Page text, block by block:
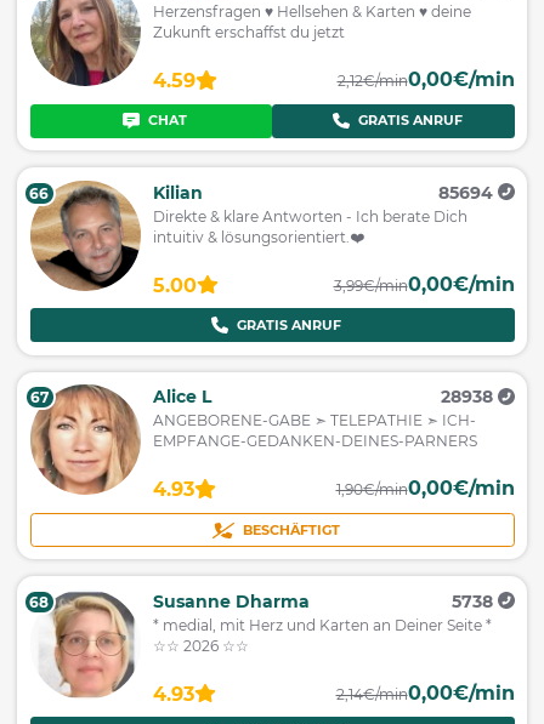
Herzensfragen ♥ Hellsehen & Karten ♥ deine
Zukunft erschaffst du jetzt
4.59 2,12€/min0,00€/min
CHAT GRATIS ANRUF
66 Kilian 85694
Direkte & klare Antworten - Ich berate Dich
intuitiv & lösungsorientiert.❤️
5.00 3,99€/min0,00€/min
GRATIS ANRUF
67 Alice L 28938
ANGEBORENE-GABE ➣ TELEPATHIE ➣ ICH-
EMPFANGE-GEDANKEN-DEINES-PARNERS
4.93 1,90€/min0,00€/min
BESCHÄFTIGT
68 Susanne Dharma 5738
* medial, mit Herz und Karten an Deiner Seite *
☆☆ 2026 ☆☆
4.93 2,14€/min0,00€/min